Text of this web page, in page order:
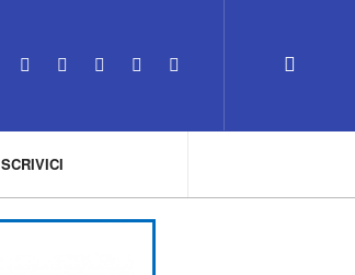
SCRIVICI